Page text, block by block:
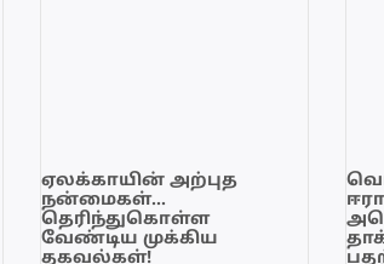
ஏலக்காயின் அற்புத
நன்மைகள்…
தெரிந்துகொள்ள
வேண்டிய முக்கிய
தகவல்கள்!